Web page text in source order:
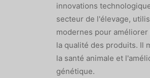
innovations
secteur de l'élevage,
modernes pour
la qualité des produits. Il
la santé animale et
génétique.